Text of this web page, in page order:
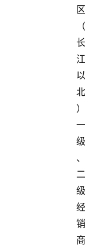
区
（
长
江
以
北
）
一
级
、
二
级
经
销
商